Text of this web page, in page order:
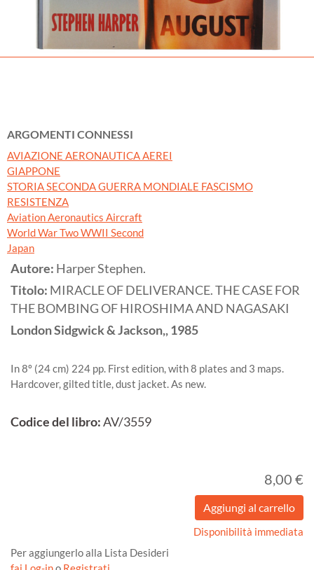
ARGOMENTI CONNESSI
AVIAZIONE AERONAUTICA AEREI
GIAPPONE
STORIA SECONDA GUERRA MONDIALE FASCISMO
RESISTENZA
Aviation Aeronautics Aircraft
World War Two WWII Second
Japan
Autore: Harper Stephen.
Titolo: MIRACLE OF DELIVERANCE. THE CASE FOR
THE BOMBING OF HIROSHIMA AND NAGASAKI
LondonSidgwick & Jackson,,1985
In 8º (24 cm) 224 pp. First edition, with 8 plates and 3 maps.
Hardcover, gilted title, dust jacket. As new.
Codice del libro:AV/3559
8,00 €
Disponibilità immediata
Per aggiungerlo alla Lista Desideri